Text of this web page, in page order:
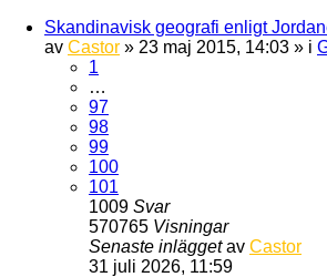
Skandinavisk geografi enligt
av Castor » 23 maj 2015, 14:03 » i
1
…
97
98
99
100
101
1009 Svar
570765 Visningar
Senaste inläggetav Castor
31 juli 2026, 11:59